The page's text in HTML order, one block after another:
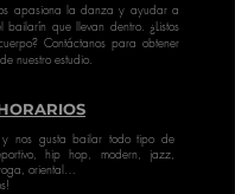
apasiona la danza y ayudar a
bailarín que llevan dentro. ¿Listos
Contáctanos para obtener
nuestro estudio.
y nos gusta bailar todo tipo de
hip hop, modern, jazz,
oriental…